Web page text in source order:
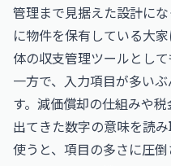
管理まで見据えた設計に
に物件を保有している大
体の収支管理ツールとして
一方で、入力項目が多い
す。減価償却の仕組みや税
出てきた数字の意味を読
使うと、項目の多さに圧